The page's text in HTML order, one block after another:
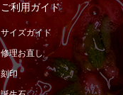
ご利用ガイド
サイズガイド
修理お直し
刻印